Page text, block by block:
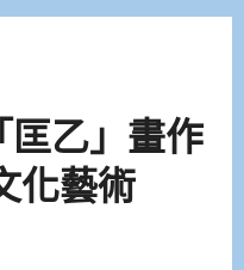
乙」畫作
化藝術